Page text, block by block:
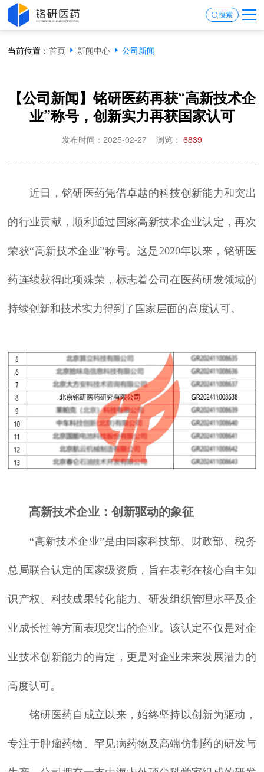
搜索
当前位置：首页 新闻中心 公司新闻
【公司新闻】铭研医药再获“高新技术企
业”称号，创新实力再获国家认可
发布时间：2025-02-27 浏览： 6839
近日，铭研医药凭借卓越的科技创新能力和突出
的行业贡献，顺利通过国家高新技术企业认定，再次
荣获“高新技术企业”称号。这是2020年以来，铭研医
药连续获得此项殊荣，标志着公司在医药研发领域的
持续创新和技术实力得到了国家层面的高度认可。
高新技术企业：创新驱动的象征
“高新技术企业”是由国家科技部、财政部、税务
总局联合认定的国家级资质，旨在表彰在核心自主知
识产权、科技成果转化能力、研发组织管理水平及企
业成长性等方面表现突出的企业。该认定不仅是对企
业技术创新能力的肯定，更是对企业未来发展潜力的
高度认可。
铭研医药自成立以来，始终坚持以创新为驱动，
专注于肿瘤药物、罕见病药物及高端仿制药的研发与